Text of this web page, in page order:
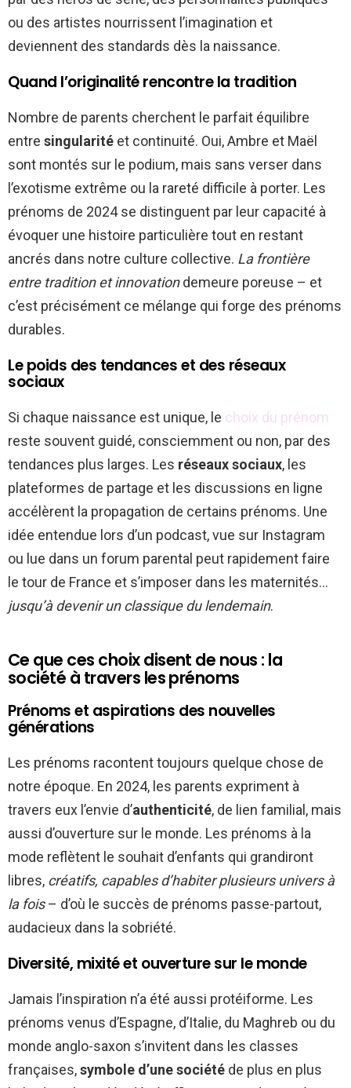
ou des artistes nourrissent l’imagination et
deviennent des standards dès la naissance.
Quand l’originalité rencontre la tradition
Nombre de parents cherchent le parfait équilibre
entre singularité et continuité. Oui, Ambre et Maël
sont montés sur le podium, mais sans verser dans
l’exotisme extrême ou la rareté difficile à porter. Les
prénoms de 2024 se distinguent par leur capacité à
évoquer une histoire particulière tout en restant
ancrés dans notre culture collective. La frontière
entre tradition et innovationdemeure poreuse – et
c’est précisément ce mélange qui forge des prénoms
durables.
Le poids des tendances et des réseaux
sociaux
Si chaque naissance est unique, le choix du prénom
reste souvent guidé, consciemment ou non, par des
tendances plus larges. Les réseaux sociaux, les
plateformes de partage et les discussions en ligne
accélèrent la propagation de certains prénoms. Une
idée entendue lors d’un podcast, vue sur Instagram
ou lue dans un forum parental peut rapidement faire
le tour de France et s’imposer dans les maternités…
jusqu’à devenir un classique du lendemain.
Ce que ces choix disent de nous : la
société à travers les prénoms
Prénoms et aspirations des nouvelles
générations
Les prénoms racontent toujours quelque chose de
notre époque. En 2024, les parents expriment à
travers eux l’envie d’authenticité, de lien familial, mais
aussi d’ouverture sur le monde. Les prénoms à la
mode reflètent le souhait d’enfants qui grandiront
libres, créatifs, capables d’habiter plusieurs univers à
la fois– d’où le succès de prénoms passe-partout,
audacieux dans la sobriété.
Diversité, mixité et ouverture sur le monde
Jamais l’inspiration n’a été aussi protéiforme. Les
prénoms venus d’Espagne, d’Italie, du Maghreb ou du
monde anglo-saxon s’invitent dans les classes
françaises,symbole d’une société de plus en plus